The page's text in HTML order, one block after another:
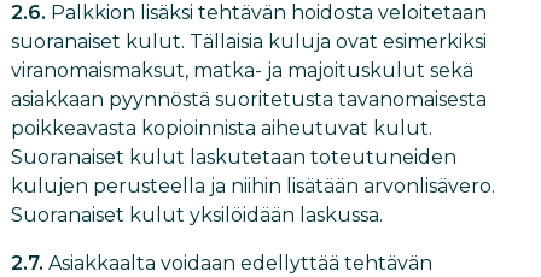
2.6. Palkkion lisäksi tehtävän hoidosta veloitetaan
suoranaiset kulut. Tällaisia kuluja ovat esimerkiksi
viranomaismaksut, matka- ja majoituskulut sekä
asiakkaan pyynnöstä suoritetusta tavanomaisesta
poikkeavasta kopioinnista aiheutuvat kulut.
Suoranaiset kulut laskutetaan toteutuneiden
kulujen perusteella ja niihin lisätään arvonlisävero.
Suoranaiset kulut yksilöidään laskussa.
2.7. Asiakkaalta voidaan edellyttää tehtävän